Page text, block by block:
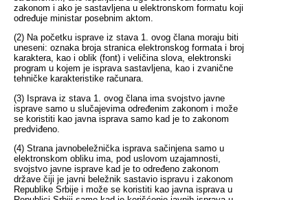
zakonom i ako je sastavljena u elektronskom formatu koji
određuje ministar posebnim aktom.
(2) Na početku isprave iz stava 1. ovog člana moraju biti
uneseni: oznaka broja stranica elektronskog formata i broj
karaktera, kao i oblik (font) i veličina slova, elektronski
program u kojem je isprava sastavljena, kao i zvanične
tehničke karakteristike računara.
(3) Isprava iz stava 1. ovog člana ima svojstvo javne
isprave samo u slučajevima određenim zakonom i može
se koristiti kao javna isprava samo kad je to zakonom
predviđeno.
(4) Strana javnobeležnička isprava sačinjena samo u
elektronskom obliku ima, pod uslovom uzajamnosti,
svojstvo javne isprave kad je to određeno zakonom
države čiji je javni beležnik sastavio ispravu i zakonom
Republike Srbije i može se koristiti kao javna isprava u